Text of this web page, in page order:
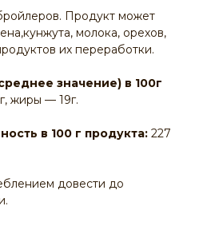
Продукт может
молока, орехов,
их переработки.
значение) в 100г
жиры — 19г.
в 100 г продукта: 227
довести до